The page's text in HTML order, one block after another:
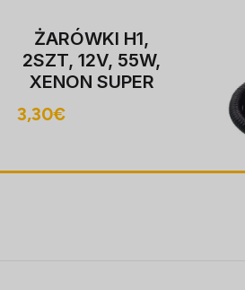
Hoiatustuli
BEACON, 12-24V,
LED, magnet
MOUNT, ECE
R10, FLASHING,
koos pistik sobib